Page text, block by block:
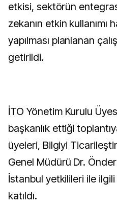
etkisi, sektörün
zekanın etkin kullanımı
yapılması planlanan
getirildi.
İTO Yönetim Kurulu
başkanlık ettiği
üyeleri, Bilgiyi
Genel Müdürü Dr.
İstanbul yetkilileri ile
katıldı.